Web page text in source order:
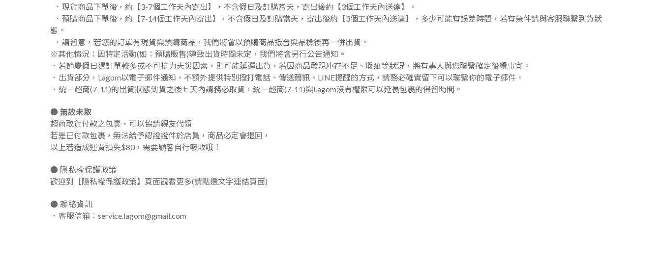
． 現貨商品下單後，約【3-7個工作天內寄出】，不含假日及訂購當天，寄出後約【3個工作天內送達】。
． 預購商品下單後，約【7-14個工作天內寄出】，不含假日及訂購當天，寄出後約【3個工作天內送達】， 多少可能有誤差時間，若有急件請與客服聯繫到貨狀
態。
． 請留意，若您的訂單有現貨與預購商品，我們將會以預購商品抵台與品檢後再一併出貨。
※其他情況：因特定活動(如：預購販售)導致出貨時間未定，我們將會另行公告通知。
． 若節慶假日遇訂單較多或不可抗力天災因素，則可能延遲出貨，若因商品發現庫存不足、瑕疵等狀況，將有專人與您聯繫確定後續事宜。
． 出貨部分，Lagom以電子郵件通知，不額外提供特別撥打電話、傳送簡訊、LINE提醒的方式，請務必確實留下可以聯繫你的電子郵件。
． 統一超商(7-11)的出貨狀態到貨之後七天內請務必取貨，統一超商(7-11)與Lagom沒有權限可以延長包裹的保留時間。
● 無故未取
超商取貨付款之包裹，可以協請親友代領
若是已付款包裹，無法給予認證證件於店員，商品必定會退回，
以上若造成運費損失$80，需要顧客自行吸收哦！
● 隱私權保護政策
歡迎到
【隱私權保護政策】 頁面觀看更多(請點選文字連結頁面)
● 聯絡資訊
． 客服信箱：service.lagom@gmail.com